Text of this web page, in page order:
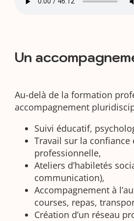
Un
Au-delà de la formation
accompagnement
Suivi éducatif,
Travail sur la confiance
professionnelle,
Ateliers d’habiletés
communication),
Accompagnement à
courses, repas,
Création d’un réseau